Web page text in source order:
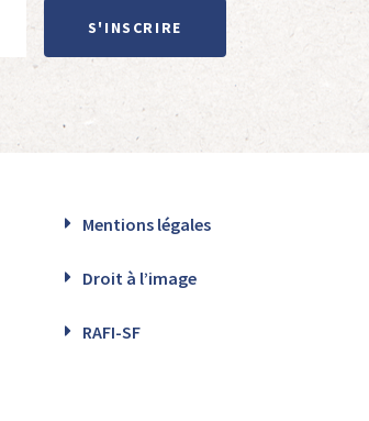
S'INSCRIRE
Mentions légales
Droit à l’image
RAFI-SF